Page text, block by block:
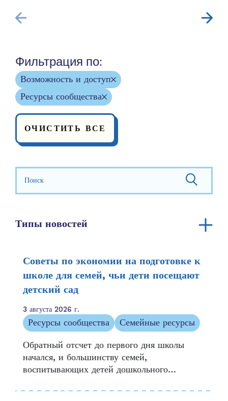
Фильтрация по:
Возможность и доступ
Ресурсы сообщества
ОЧИСТИТЬ ВСЕ
Искать:
Типы новостей
Годовой отчет
Ресурсы сообщества
Семейные ресурсы
Семейные истории
Упоминание в СМИ
Информационный бюллетень
Возможность и доступ
Пресс-релиз
Ресурсы поставщика
Истории поставщиков
Советы по экономии на подготовке к
школе для семей, чьи дети посещают
детский сад
3 августа 2026 г.
Ресурсы сообщества
Семейные ресурсы
Обратный отсчет до первого дня школы
начался, и большинству семей,
воспитывающих детей дошкольного
для подготовки к школе. С началом учебного